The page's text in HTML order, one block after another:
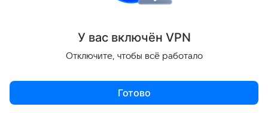
Поделиться
У вас включён VPN
Отключите, чтобы всё работало
Готово